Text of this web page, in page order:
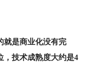
就是商业化没有完
，技术成熟度大约是4